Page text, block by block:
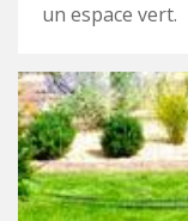
un espace vert.